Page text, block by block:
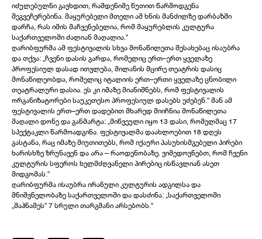
იძულებულნი გავხდით, რამდენიმე წუთით წარმოდგენა
შეგვეჩერებინა. მაყურებელი მთელი ამ ხნის მანძილზე დარბაზში
დარჩა, რას იმის მაჩვენებელია, რომ მაყურებლის კულტურა
საქართველოში ძალიან მაღალია.“
ღარიბფურმა ამ ფესტივალის სხვა მონაწილეთა შესახებაც ისაუბრა
და თქვა: „ჩვენი დასის გარდა, რომელიც ერთ–ერთ ყველაზე
პროფესიულ დასად ითვლება, მილანის მცირე თეატრის დასიც
მონაწილეობდა, რომელიც იტალიის ერთ–ერთი ყველაზე ცნობილი
თეატრალური დასია. ეს კი იმაზე მიანიშნებს, რომ ფესტივალის
ორგანიზატორები საუკეთესო პროფესიულ დასებს ეძებენ.“ მან ამ
ფესტივალის ერთ–ერთ დადებით მხარედ მიიჩნია მონაწილეთა
მაღალი დონე და განმარტა: „მიწვეული იყო 13 დასი, რომელმაც 17
სპექტაკლი წარმოადგინა. ფესტივალმა დაახლოებით 18 დღეს
გასტანა, რაც იმაზე მიუთითებს, რომ იქაური პასუხისმგებელი პირები
ხარისხზე ზრუნავენ და არა – რაოდენობაზე. ვიმედოვნებთ, რომ ჩვენი
კულტურის სფეროს ხელმძღვანელი პირებიც ისწავლიან ასეთ
მიდგომას.“
ღარიბფურმა ისაუბრა ირანული კულტურის ადგილსა და
მნიშვნელობაზე საქართველოში და დასძინა: „საქართველოში
„შაჰნამეს“ 7 სრული თარგმანი არსებობს.“